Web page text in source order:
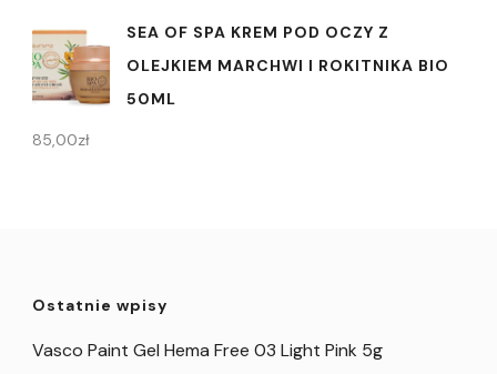
SEA OF SPA KREM POD OCZY Z
OLEJKIEM MARCHWI I ROKITNIKA BIO
50ML
85,00zł
Ostatnie wpisy
Vasco Paint Gel Hema Free 03 Light Pink 5g